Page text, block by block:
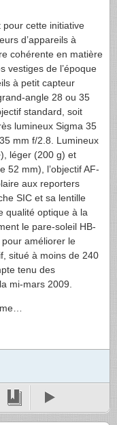
cette initiative
d’appareils à
cohérente en matière
vestiges de l’époque
à petit capteur
angle 28 ou 35
standard, soit
lumineux Sigma 35
mm f/2.8. Lumineux
), léger (200 g) et
52 mm), l’objectifAF-
aux reporters
SIC et sa lentille
qualité optique à la
le pare-soleil HB-
améliorer le
situé à moins de 240
tenu des
mi-mars 2009.